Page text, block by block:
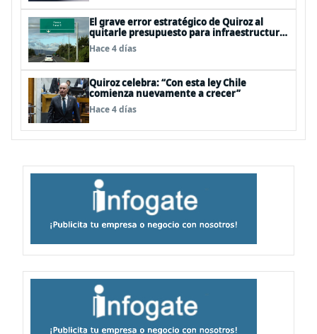
El grave error estratégico de Quiroz al
quitarle presupuesto para infraestructura
vial del Biobío
Hace 4 días
Quiroz celebra: “Con esta ley Chile
comienza nuevamente a crecer”
Hace 4 días